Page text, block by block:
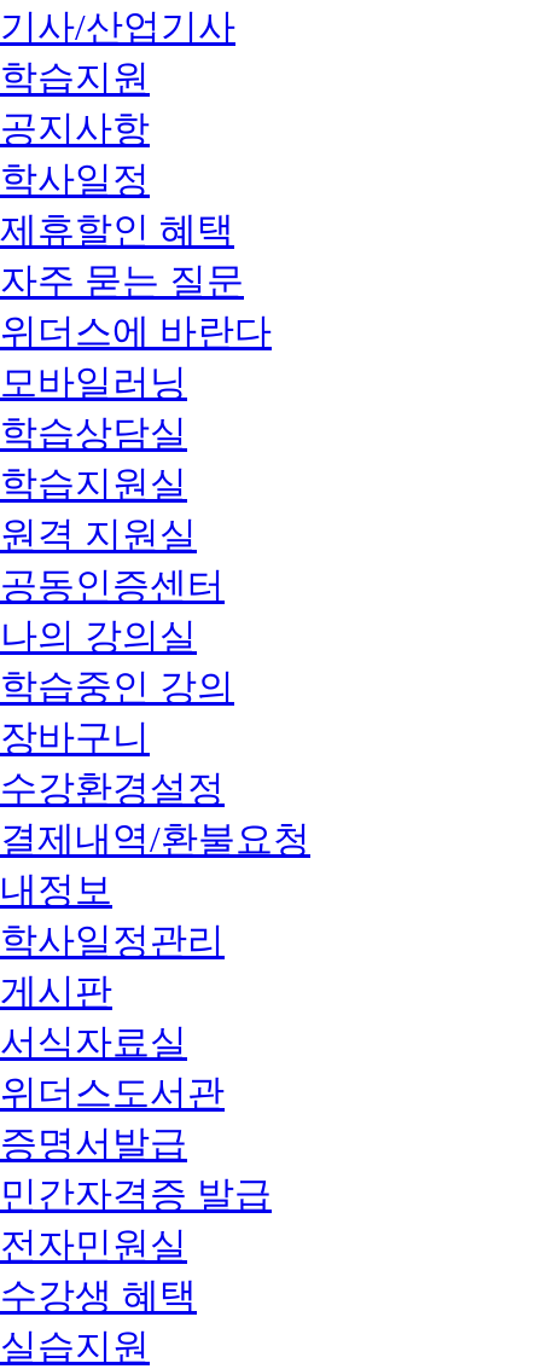
기사/산업기사
학습지원
공지사항
학사일정
제휴할인 혜택
자주 묻는 질문
위더스에 바란다
모바일러닝
학습상담실
학습지원실
원격 지원실
공동인증센터
나의 강의실
학습중인 강의
장바구니
수강환경설정
결제내역/환불요청
내정보
학사일정관리
게시판
서식자료실
위더스도서관
증명서발급
민간자격증 발급
전자민원실
수강생 혜택
실습지원